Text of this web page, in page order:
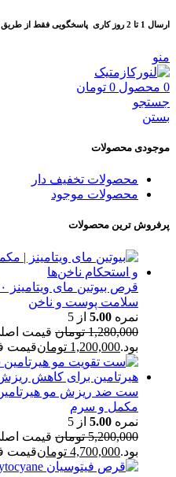
ارسال 1 تا 2 روز کاری پاسخگویی فقط از طریق
منو
0 محصول 0 تومان
جستجو
بستن
موجودی محصولات
محصولات تخفیف دار
محصولات موجود
پرفروش ترین محصولات
سلامت پوست و ناخن
نمره 5.00 از 5
1,280,000 تومان
بود.1,200,000 تومانقیمت فعلی:
ست ضد ریزش مو
مکمل و سرم
نمره 5.00 از 5
5,200,000 تومان
بود.4,700,000 تومانقیمت فعلی: